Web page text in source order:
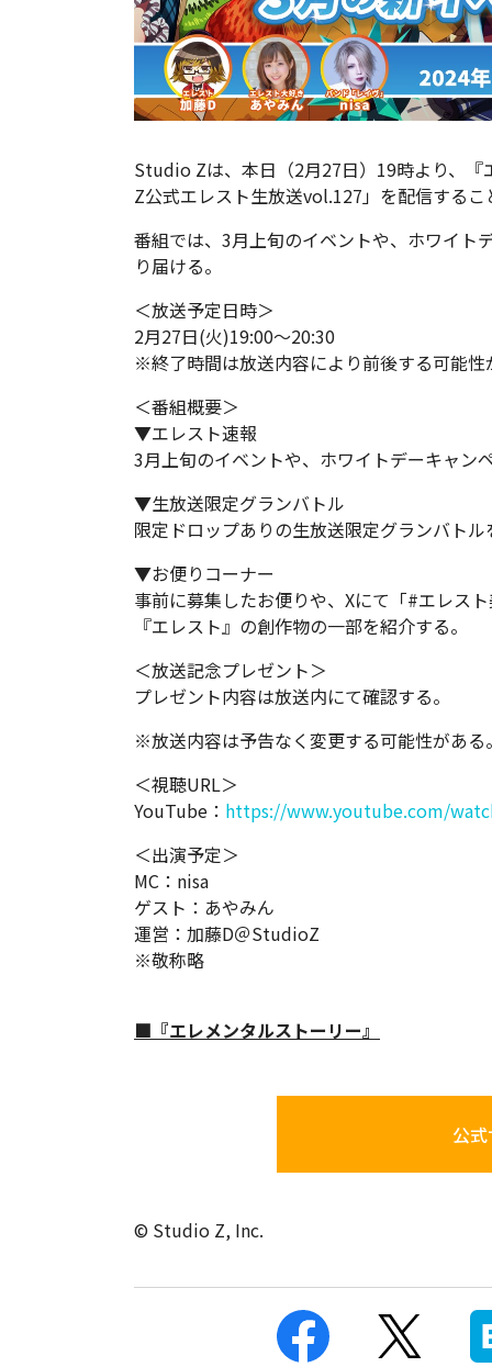
Studio Zは、本日（2月27日）19時より、
Z公式エレスト生放送vol.127」を配信する
番組では、3月上旬のイベントや、ホワイト
り届ける。
＜放送予定日時＞
2月27日(火)19:00～20:30
※終了時間は放送内容により前後する可能性
＜番組概要＞
▼エレスト速報
3月上旬のイベントや、ホワイトデーキャン
▼生放送限定グランバトル
限定ドロップありの生放送限定グランバト
▼お便りコーナー
事前に募集したお便りや、Xにて「#エレス
『エレスト』の創作物の一部を紹介する。
＜放送記念プレゼント＞
プレゼント内容は放送内にて確認する。
※放送内容は予告なく変更する可能性がある
＜視聴URL＞
YouTube： https://www.youtube.com/
＜出演予定＞
MC：nisa
ゲスト：あやみん
運営：加藤D＠StudioZ
※敬称略
■『エレメンタルストーリー』
公
© Studio Z, Inc.